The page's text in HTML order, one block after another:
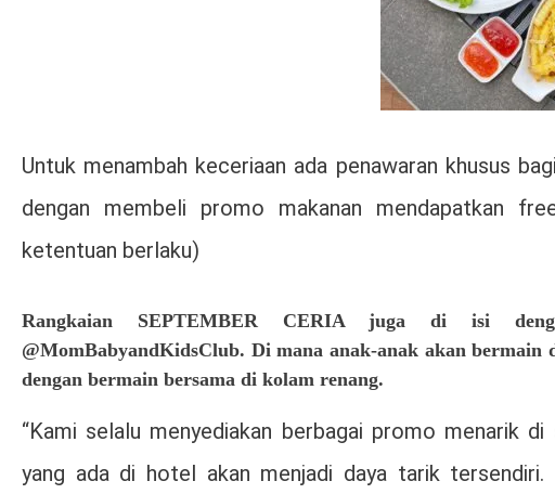
Untuk menambah keceriaan ada penawaran khusus
dengan membeli promo makanan mendapatkan
ketentuan berlaku)
Rangkaian SEPTEMBER CERIA juga di isi
@MomBabyandKidsClub. Di mana anak-anak akan
dengan bermain bersama di kolam renang.
“Kami selalu menyediakan berbagai promo menarik
yang ada di hotel akan menjadi daya tarik